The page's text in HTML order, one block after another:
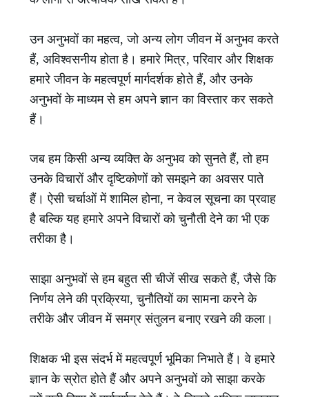
उन अनुभवों का महत्व, जो अन्य लोग जीवन में अनुभव करते
हैं, अविश्वसनीय होता है। हमारे मित्र, परिवार और शिक्षक
हमारे जीवन के महत्वपूर्ण मार्गदर्शक होते हैं, और उनके
अनुभवों के माध्यम से हम अपने ज्ञान का विस्तार कर सकते
हैं।
जब हम किसी अन्य व्यक्ति के अनुभव को सुनते हैं, तो हम
उनके विचारों और दृष्टिकोणों को समझने का अवसर पाते
हैं। ऐसी चर्चाओं में शामिल होना, न केवल सूचना का प्रवाह
है बल्कि यह हमारे अपने विचारों को चुनौती देने का भी एक
तरीका है।
साझा अनुभवों से हम बहुत सी चीजें सीख सकते हैं, जैसे कि
निर्णय लेने की प्रक्रिया, चुनौतियों का सामना करने के
तरीके और जीवन में समग्र संतुलन बनाए रखने की कला।
शिक्षक भी इस संदर्भ में महत्वपूर्ण भूमिका निभाते हैं। वे हमारे
ज्ञान के स्रोत होते हैं और अपने अनुभवों को साझा करके